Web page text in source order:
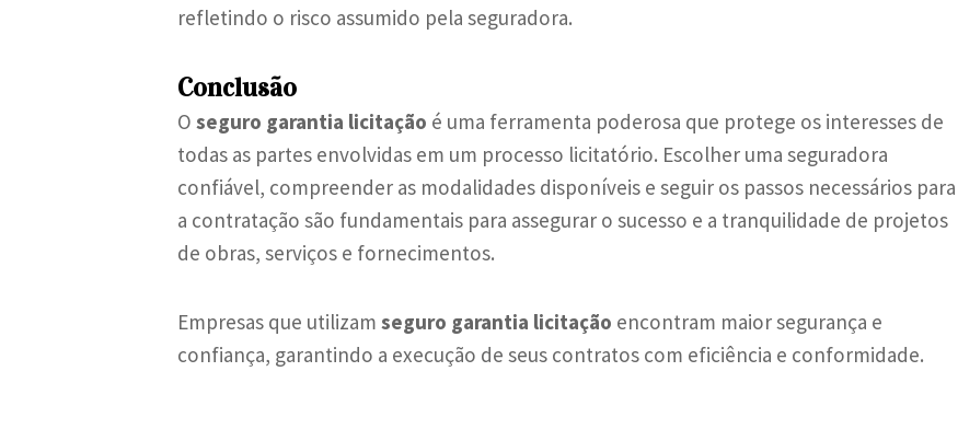
refletindo o risco assumido pela seguradora.
Conclusão
O seguro garantia licitação é uma ferramenta poderosa que protege os interesses de
todas as partes envolvidas em um processo licitatório. Escolher uma seguradora
confiável, compreender as modalidades disponíveis e seguir os passos necessários para
a contratação são fundamentais para assegurar o sucesso e a tranquilidade de projetos
de obras, serviços e fornecimentos.
Empresas que utilizam seguro garantia licitação encontram maior segurança e
confiança, garantindo a execução de seus contratos com eficiência e conformidade.